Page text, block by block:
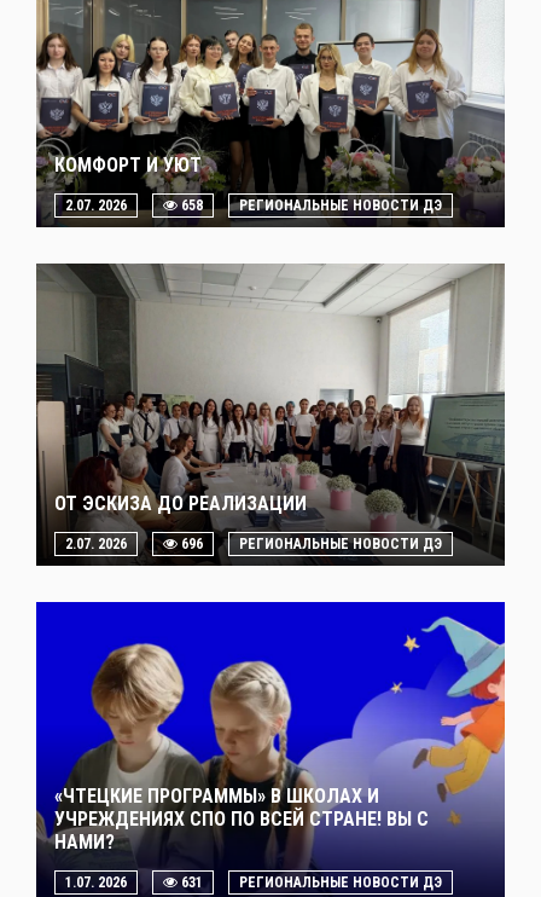
КОМФОРТ И УЮТ
2.07. 2026 658 РЕГИОНАЛЬНЫЕ НОВОСТИ ДЭ
ОТ ЭСКИЗА ДО РЕАЛИЗАЦИИ
2.07. 2026 696 РЕГИОНАЛЬНЫЕ НОВОСТИ ДЭ
«ЧТЕЦКИЕ ПРОГРАММЫ» В ШКОЛАХ И
УЧРЕЖДЕНИЯХ СПО ПО ВСЕЙ СТРАНЕ! ВЫ С
НАМИ?
1.07. 2026 631 РЕГИОНАЛЬНЫЕ НОВОСТИ ДЭ